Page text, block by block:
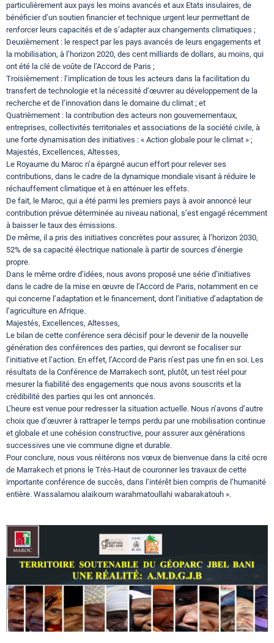
particulièrement aux pays les moins avancés et aux Etats insulaires, de
bénéficier d’un soutien financier et technique urgent leur permettant de
renforcer leurs capacités et de s’adapter aux changements climatiques ;
Deuxièmement : le respect par les pays avancés de leurs engagements et
la mobilisation, à l’horizon 2020, des cent milliards de dollars, au moins, qui
ont été la clé de voûte de l’Accord de Paris ;
Troisièmement : l’implication de tous les acteurs dans la facilitation du
transfert de technologie et la nécessité d’œuvrer au développement de la
recherche et de l’innovation dans le domaine du climat ; et
Quatrièmement : la contribution des acteurs non gouvernementaux,
entreprises, collectivités territoriales et associations de la société civile, à
une forte dynamisation des initiatives : « Action globale pour le climat » ;
Majestés, Excellences, Altesses,
Le Royaume du Maroc n’a épargné aucun effort pour relever ses
contributions, dans le cadre de la dynamique mondiale visant à réduire le
réchauffement climatique et à en atténuer les effets.
De fait, le Maroc, qui a été parmi les premiers pays à avoir annoncé leur
contribution prévue déterminée au niveau national, s’est engagé récemment
à baisser le taux des émissions.
De même, il a pris des initiatives concrètes pour assurer, à l’horizon 2030,
52% de sa capacité électrique nationale à partir de sources d’énergie
propre.
Dans le même ordre d’idées, nous avons proposé une série d’initiatives
dans le cadre de la mise en œuvre de l’Accord de Paris, notamment en ce
qui concerne l’adaptation et le financement, dont l’initiative d’adaptation de
l’agriculture en Afrique.
Majestés, Excellences, Altesses,
Le bilan de cette conférence sera décisif pour le devenir de la nouvelle
génération des conférences des parties, qui devront se focaliser sur
l’initiative et l’action. En effet, l’Accord de Paris n’est pas une fin en soi. Les
résultats de la Conférence de Marrakech sont, plutôt, un test réel pour
mesurer la fiabilité des engagements que nous avons souscrits et la
crédibilité des parties qui les ont annoncés.
L’heure est venue pour redresser la situation actuelle. Nous n’avons d’autre
choix que d’œuvrer à rattraper le temps perdu par une mobilisation continue
et globale et une cohésion constructive, pour assurer aux générations
successives une vie commune digne et durable.
Pour conclure, nous vous réitérons nos vœux de bienvenue dans la cité ocre
de Marrakech et prions le Très-Haut de couronner les travaux de cette
importante conférence de succès, dans l’intérêt bien compris de l’humanité
entière. Wassalamou alaikoum warahmatoullahi wabarakatouh ».